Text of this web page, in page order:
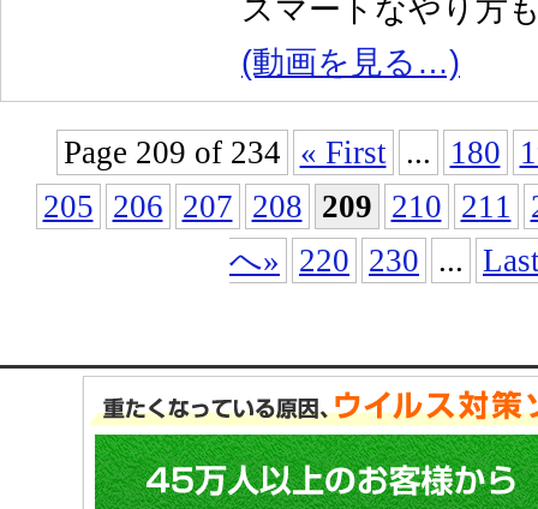
スマートなやり方
(動画を見る…)
Page 209 of 234 « First ... 180
205 206 207 208 209 210 211
へ»
220 230 ...